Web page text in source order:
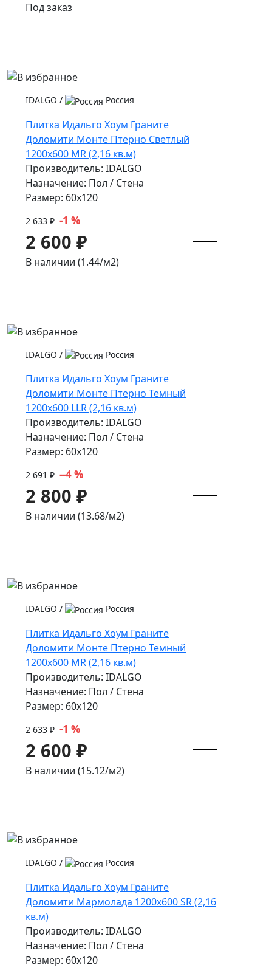
Под заказ
IDALGO / Россия
Плитка Идальго Хоум Граните
Доломити Монте Птерно Светлый
1200x600 MR (2,16 кв.м)
Производитель: IDALGO
Назначение: Пол / Стена
Размер: 60x120
2 633 ₽ -1 %
2 600 ₽
В наличии (1.44/м2)
IDALGO / Россия
Плитка Идальго Хоум Граните
Доломити Монте Птерно Темный
1200x600 LLR (2,16 кв.м)
Производитель: IDALGO
Назначение: Пол / Стена
Размер: 60x120
2 691 ₽ --4 %
2 800 ₽
В наличии (13.68/м2)
IDALGO / Россия
Плитка Идальго Хоум Граните
Доломити Монте Птерно Темный
1200x600 MR (2,16 кв.м)
Производитель: IDALGO
Назначение: Пол / Стена
Размер: 60x120
2 633 ₽ -1 %
2 600 ₽
В наличии (15.12/м2)
IDALGO / Россия
Плитка Идальго Хоум Граните
Доломити Мармолада 1200x600 SR (2,16
кв.м)
Производитель: IDALGO
Назначение: Пол / Стена
Размер: 60x120